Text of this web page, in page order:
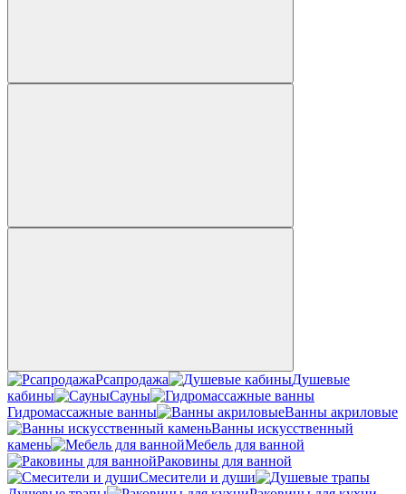
Рсапродажа
Душевые
кабины
Сауны
Гидромассажные ванны
Ванны акриловые
Ванны искусственный
камень
Мебель для ванной
Раковины для ванной
Смесители и души